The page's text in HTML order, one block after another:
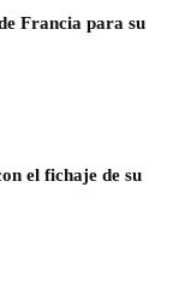
Francia para su
el fichaje de su